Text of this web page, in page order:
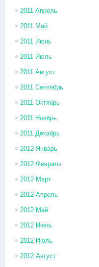
2011 Апрель
2011 Май
2011 Июнь
2011 Июль
2011 Август
2011 Сентябрь
2011 Октябрь
2011 Ноябрь
2011 Декабрь
2012 Январь
2012 Февраль
2012 Март
2012 Апрель
2012 Май
2012 Июнь
2012 Июль
2012 Август